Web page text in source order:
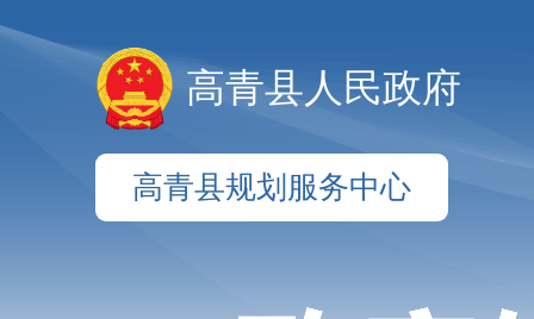
高青县人民政府
高青县规划服务中心